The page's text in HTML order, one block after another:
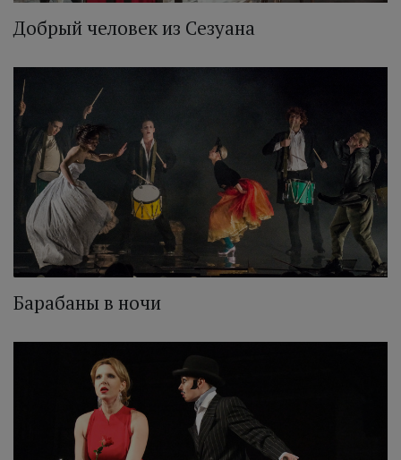
Добрый человек из Сезуана
Барабаны в ночи